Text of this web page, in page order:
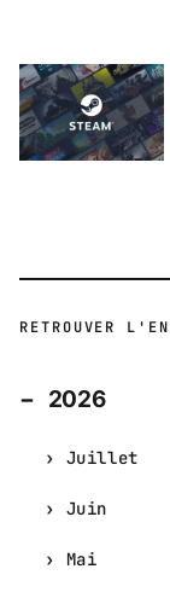
RETROUVER
2026
Juillet
Juin
Mai